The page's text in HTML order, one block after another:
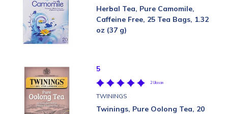
Herbal Tea, Pure Camomile,
Caffeine Free, 25 Tea Bags, 1.32
oz (37 g)
5
2 Ulasan
TWININGS
Twinings, Pure Oolong Tea, 20